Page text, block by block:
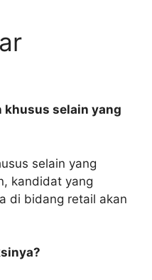
khusus selain yang
selain yang
kandidat yang
di bidang retail akan